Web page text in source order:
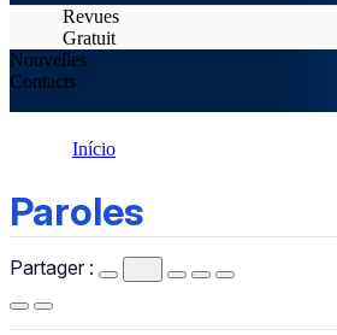
Revues
Gratuit
Nouvelles
Contacts
Início
Paroles
Partager :